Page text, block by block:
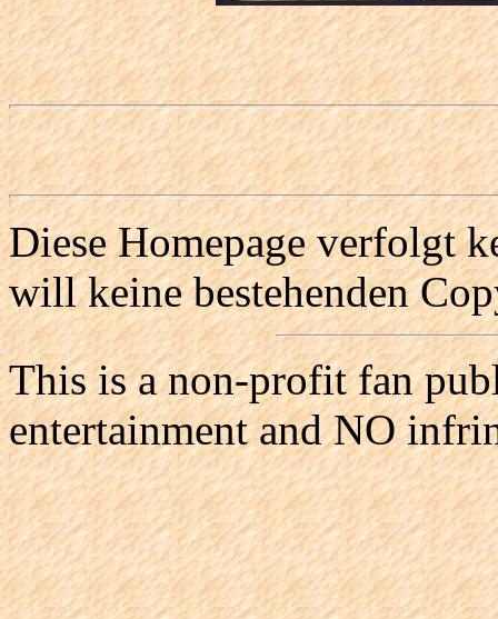
Diese Homepage verfolgt
will keine bestehenden
This is a non-profit fan
entertainment and NO